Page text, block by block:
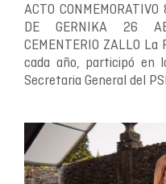
ACTO
DE GERNIKA 26
CEMENTERIO ZALLO
cada año, participó en
Secretaria General del